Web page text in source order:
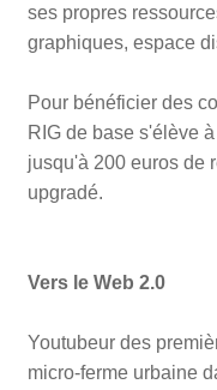
ses propres
graphiques, espace
Pour bénéficier des
RIG de base s'élève
jusqu'à 200 euros de
upgradé.
Vers le Web 2.0
Youtubeur des
micro-ferme urbaine